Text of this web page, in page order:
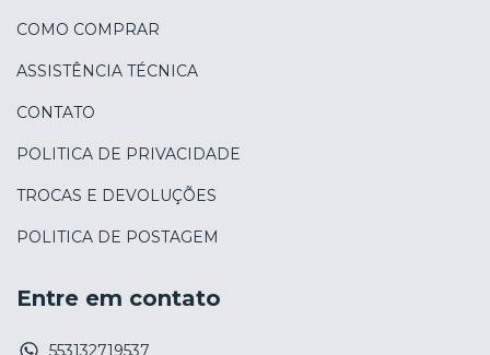
COMO COMPRAR
ASSISTÊNCIA TÉCNICA
CONTATO
POLITICA DE PRIVACIDADE
TROCAS E DEVOLUÇÕES
POLITICA DE POSTAGEM
Entre em contato
553132719537